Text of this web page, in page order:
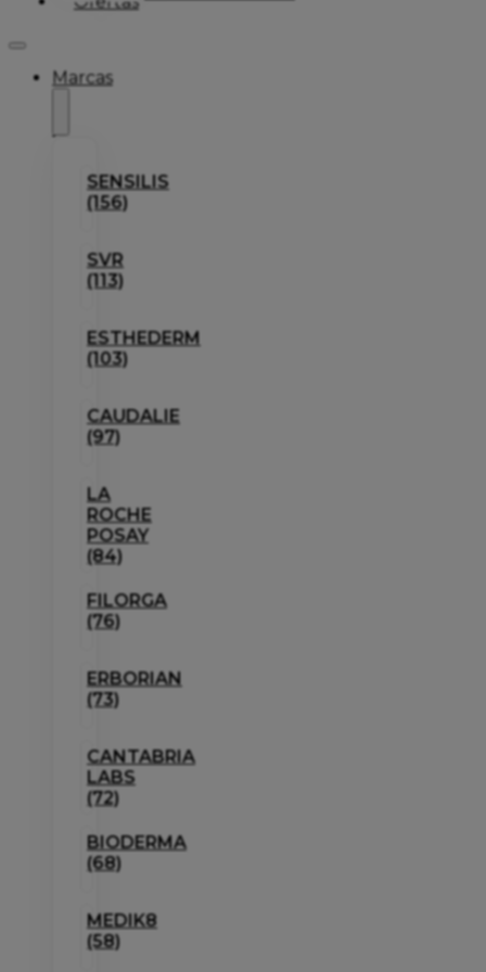
Marcas
SENSILIS
(156)
SVR
(113)
ESTHEDERM
(103)
CAUDALIE
(97)
LA
ROCHE
POSAY
(84)
FILORGA
(76)
ERBORIAN
(73)
CANTABRIA
LABS
(72)
BIODERMA
(68)
MEDIK8
(58)